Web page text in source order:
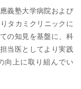
義塾大学病院および
タカミクリニックに
の知見を基盤に、科
当医としてより実践
向上に取り組んでい